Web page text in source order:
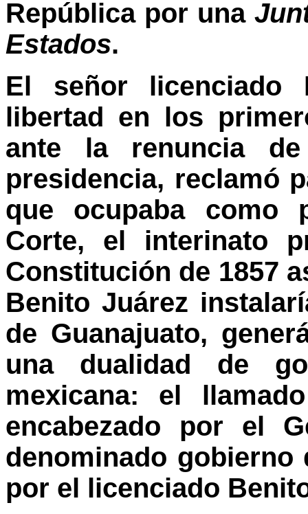
República por una
Estados.
El señor licenciado
libertad en los
ante la renuncia
presidencia, reclamó
que ocupaba como
Corte, el interinato
Constitución de 1857
Benito Juárez
de Guanajuato,
una dualidad de
mexicana: el
encabezado por el
denominado gobierno
por el licenciado